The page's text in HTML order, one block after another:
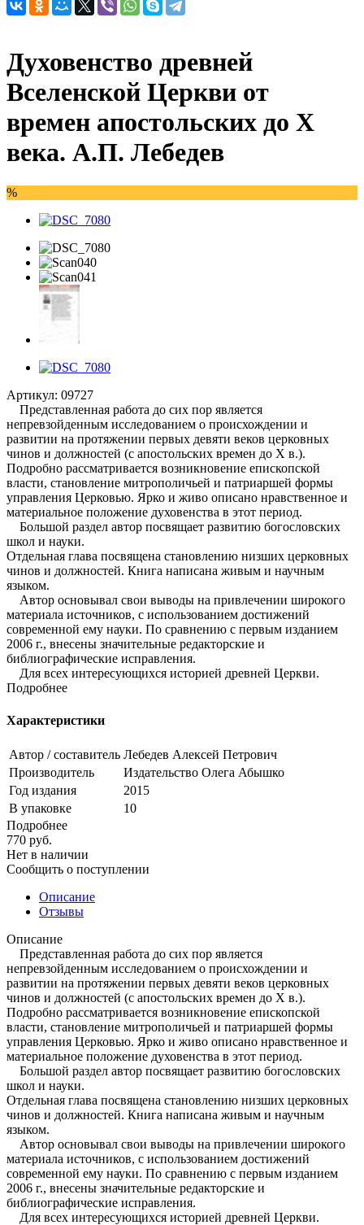
Духовенство древней
Вселенской Церкви от
времен апостольских до X
века. А.П. Лебедев
%
Артикул: 09727
Представленная работа до сих пор является
непревзойденным исследованием о происхождении и
развитии на протяжении первых девяти веков церковных
чинов и должностей (с апостольских времен до X в.).
Подробно рассматривается возникновение епископской
власти, становление митрополичьей и патриаршей формы
управления Церковью. Ярко и живо описано нравственное и
материальное положение духовенства в этот период.
Большой раздел автор посвящает развитию богословских
школ и науки.
Отдельная глава посвящена становлению низших церковных
чинов и должностей. Книга написана живым и научным
языком.
Автор основывал свои выводы на привлечении широкого
материала источников, с использованием достижений
современной ему науки. По сравнению с первым изданием
2006 г., внесены значительные редакторские и
библиографические исправления.
Для всех интересующихся историей древней Церкви.
Подробнее
Характеристики
Автор / составитель Лебедев Алексей Петрович
Производитель
Издательство Олега Абышко
Год издания
2015
В упаковке
10
Подробнее
770 руб.
Нет в наличии
Сообщить о поступлении
Описание
Отзывы
Описание
Представленная работа до сих пор является
непревзойденным исследованием о происхождении и
развитии на протяжении первых девяти веков церковных
чинов и должностей (с апостольских времен до X в.).
Подробно рассматривается возникновение епископской
власти, становление митрополичьей и патриаршей формы
управления Церковью. Ярко и живо описано нравственное и
материальное положение духовенства в этот период.
Большой раздел автор посвящает развитию богословских
школ и науки.
Отдельная глава посвящена становлению низших церковных
чинов и должностей. Книга написана живым и научным
языком.
Автор основывал свои выводы на привлечении широкого
материала источников, с использованием достижений
современной ему науки. По сравнению с первым изданием
2006 г., внесены значительные редакторские и
библиографические исправления.
Для всех интересующихся историей древней Церкви.